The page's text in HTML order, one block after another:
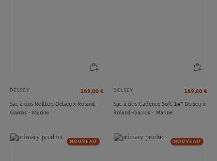
DELSEY 169,00 €
Sac à dos Rolltop Delsey x Roland-
Garros - Marine
DELSEY 169,00 €
Sac à dos Cadence Soft 14" Delsey x
Roland-Garros - Marine
NOUVEAU NOUVEAU